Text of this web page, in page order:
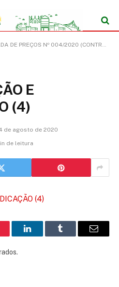
004/2020 (CONTRATAÇÃO DE EMPRESA ESPECIALIZADA PARA REFORMA E AMPLIAÇÃO E CONSTRUÇÃO DAS ESCOLAS MUNICIPAIS)
E
(4)
de agosto de 2020
de leitura
(4)
LinkedInTumblr
E-